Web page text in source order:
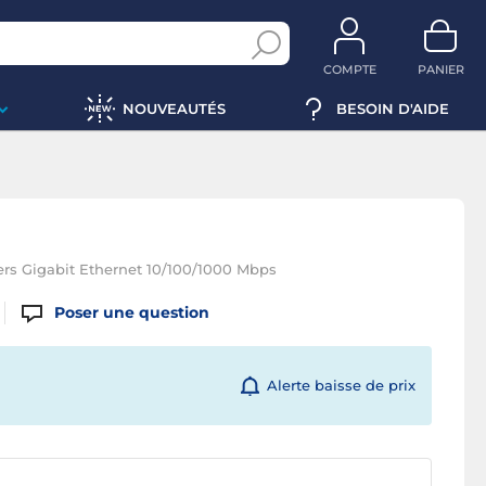
COMPTE PANIER
NOUVEAUTÉS BESOIN D'AIDE
Gigabit Ethernet 10/100/1000 Mbps
Poser une question
Alerte baisse de prix